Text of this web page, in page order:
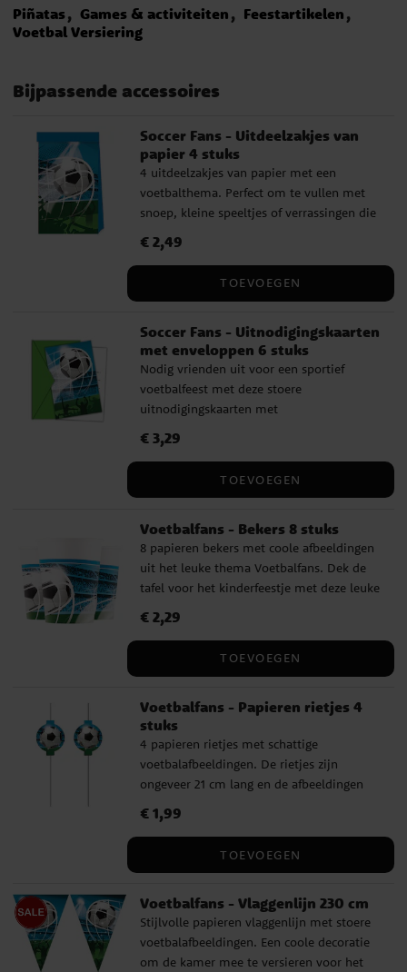
Piñatas Games & activiteiten
Feestartikelen
Voetbal Versiering
Bijpassende accessoires
Soccer Fans - Uitdeelzakjes van
papier 4 stuks
4 uitdeelzakjes van papier met een
voetbalthema. Perfect om te vullen met
snoep, kleine speeltjes of verrassingen die
Afmeting: ca 22 x 13 cm ✔️ Gemaakt van
Prijs:€ 2,49
€ 2,49
TOEVOEGEN
Soccer Fans - Uitnodigingskaarten
met enveloppen 6 stuks
Nodig vrienden uit voor een sportief
voetbalfeest met deze stoere
uitnodigingskaarten met
die van voetbal houden en een leuk
bevat bovendien groene enveloppen die
geven. ✔️ 6 uitnodigingskaarten ✔️ 6
groene enveloppen ✔️ Ideaal voor een
voetbalthema
Prijs:€ 3,29
€ 3,29
TOEVOEGEN
Voetbalfans - Bekers 8 stuks
8 papieren bekers met coole afbeeldingen
uit het leuke thema Voetbalfans. Dek de
tafel voor het kinderfeestje met deze leuke
ongeveer 10 cm hoog en hebben een
Prijs:€ 2,29
€ 2,29
TOEVOEGEN
Voetbalfans - Papieren rietjes 4
stuks
4 papieren rietjes met schattige
voetbalafbeeldingen. De rietjes zijn
ongeveer 21 cm lang en de afbeeldingen
cm.
Prijs:€ 1,99
€ 1,99
TOEVOEGEN
Voetbalfans - Vlaggenlijn 230 cm
Stijlvolle papieren vlaggenlijn met stoere
voetbalafbeeldingen. Een coole decoratie
om de kamer mee te versieren voor het